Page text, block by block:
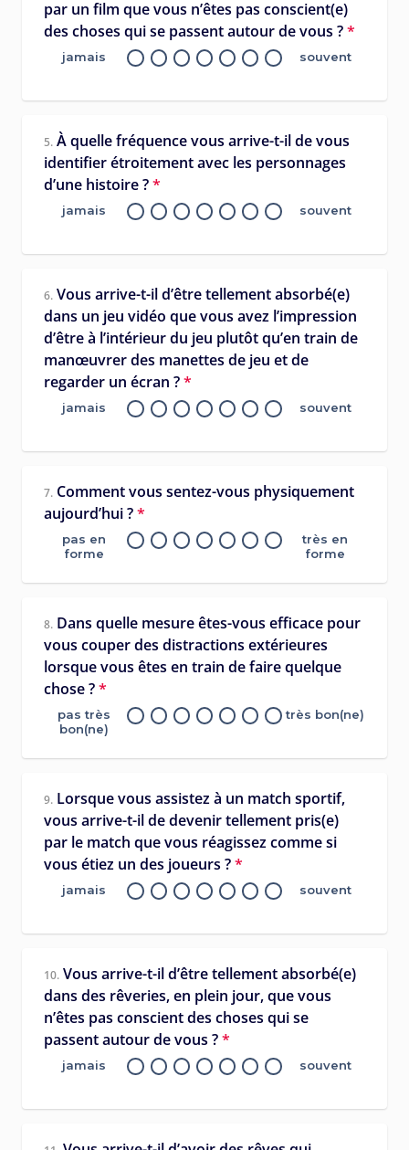
par un film que vous n’êtes pas conscient(e)
des choses qui se passent autour de vous ?*
jamais souvent
5. À quelle fréquence vous arrive-t-il de vous
identifier étroitement avec les personnages
d’une histoire ?*
jamais souvent
6. Vous arrive-t-il d’être tellement absorbé(e)
dans un jeu vidéo que vous avez l’impression
d’être à l’intérieur du jeu plutôt qu’en train de
manœuvrer des manettes de jeu et de
regarder un écran ?*
jamais souvent
7. Comment vous sentez-vous physiquement
aujourd’hui ?*
pas en
forme
très en
forme
8. Dans quelle mesure êtes-vous efficace pour
vous couper des distractions extérieures
lorsque vous êtes en train de faire quelque
chose ?*
pas très
bon(ne)
très bon(ne)
9. Lorsque vous assistez à un match sportif,
vous arrive-t-il de devenir tellement pris(e)
par le match que vous réagissez comme si
vous étiez un des joueurs ?*
jamais souvent
10. Vous arrive-t-il d’être tellement absorbé(e)
dans des rêveries, en plein jour, que vous
n’êtes pas conscient des choses qui se
passent autour de vous ?*
jamais souvent